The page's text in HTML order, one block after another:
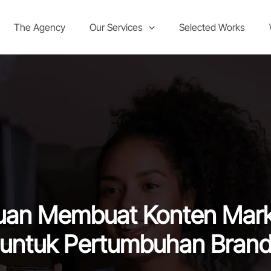
The Agency Our Services Selected Works
Membuat Konten
Pertumbuhan